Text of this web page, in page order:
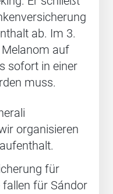
ab. Im 3.
auf
sofort in einer
muss.
organisieren
für
für Sándor